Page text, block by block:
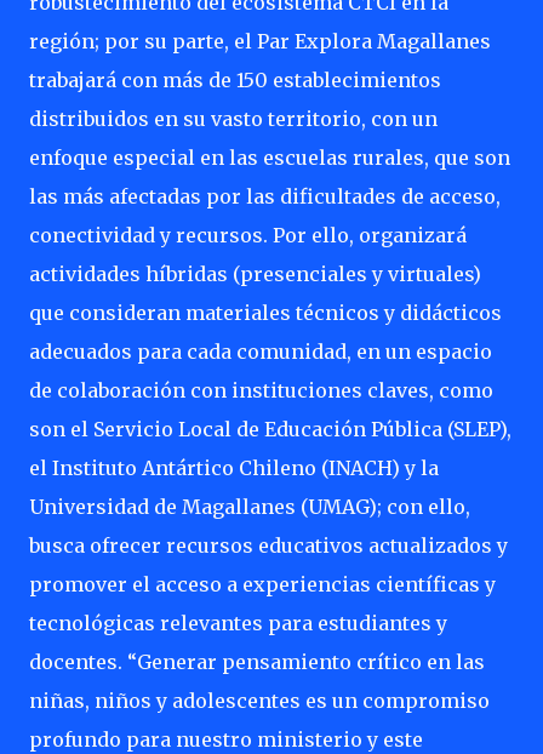
región; por su parte, el Par Explora Magallanes
trabajará con más de 150 establecimientos
distribuidos en su vasto territorio, con un
enfoque especial en las escuelas rurales, que son
las más afectadas por las dificultades de acceso,
conectividad y recursos. Por ello, organizará
actividades híbridas (presenciales y virtuales)
que consideran materiales técnicos y didácticos
adecuados para cada comunidad, en un espacio
de colaboración con instituciones claves, como
son el Servicio Local de Educación Pública (SLEP),
el Instituto Antártico Chileno (INACH) y la
Universidad de Magallanes (UMAG); con ello,
busca ofrecer recursos educativos actualizados y
promover el acceso a experiencias científicas y
tecnológicas relevantes para estudiantes y
docentes. “Generar pensamiento crítico en las
niñas, niños y adolescentes es un compromiso
profundo para nuestro ministerio y este